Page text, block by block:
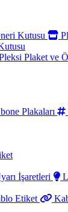
Kutusu
Plaket ve
Plakaları
İşaretleri
Etiket